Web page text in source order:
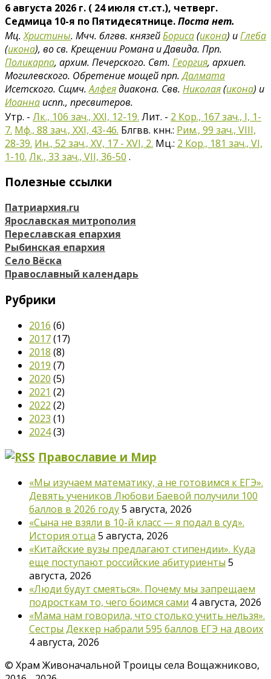
6 августа 2026 г. ( 24 июля ст.ст.), четверг.
Седмица 10-я по Пятидесятнице.Поста нет.
Мц.Христины. Мчч. блгвв. князейБориса(икона) иГлеба
(икона), во св. Крещении Романа и Давида. Прп.
Поликарпа, архим. Печерского. Свт. Георгия, архиеп.
Могилевского. Обретение мощей прп.Далмата
Исетского. Сщмч.Алфеядиакона. Свв. Николая(икона) и
Иоанна испп., пресвитеров.
Утр. - Лк., 106 зач., XXI, 12-19. Лит. - 2 Кор., 167 зач., I, 1-
7. Мф., 88 зач., XXI, 43-46. Блгвв. кнн.: Рим., 99 зач., VIII,
28-39. Ин., 52 зач., XV, 17 - XVI, 2. Мц.: 2 Кор., 181 зач., VI,
1-10. Лк., 33 зач., VII, 36-50 .
Полезные ссылки
Патриархия.ru
Ярославская митрополия
Переславская епархия
Рыбинская епархия
Село Вёска
Православный календарь
Рубрики
2016 (6)
2017(17)
2018 (8)
2019 (7)
2020 (5)
2021 (2)
2022 (2)
2023 (1)
2024(3)
Православие и Мир
«Мы изучаем математику, а не готовимся к ЕГЭ».
Девять учеников Любови Баевой получили 100
баллов в 2026 году5 августа, 2026
«Сына не взяли в 10-й класс — я подал в суд».
История отца 5 августа, 2026
«Китайские вузы предлагают стипендии». Куда
еще поступают российские абитуриенты 5
августа, 2026
«Люди будут смеяться». Почему мы запрещаем
подросткам то, чего боимся сами 4 августа, 2026
«Мама нам говорила, что столько учить нельзя».
Сестры Деккер набрали 595 баллов ЕГЭ на двоих
4 августа, 2026
© Храм Живоначальной Троицы села Вощажниково,